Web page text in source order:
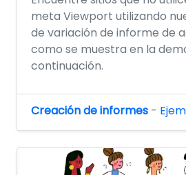
meta Viewport utilizando
de variación de informe de
como se muestra en la
continuación.
Creación de informes -